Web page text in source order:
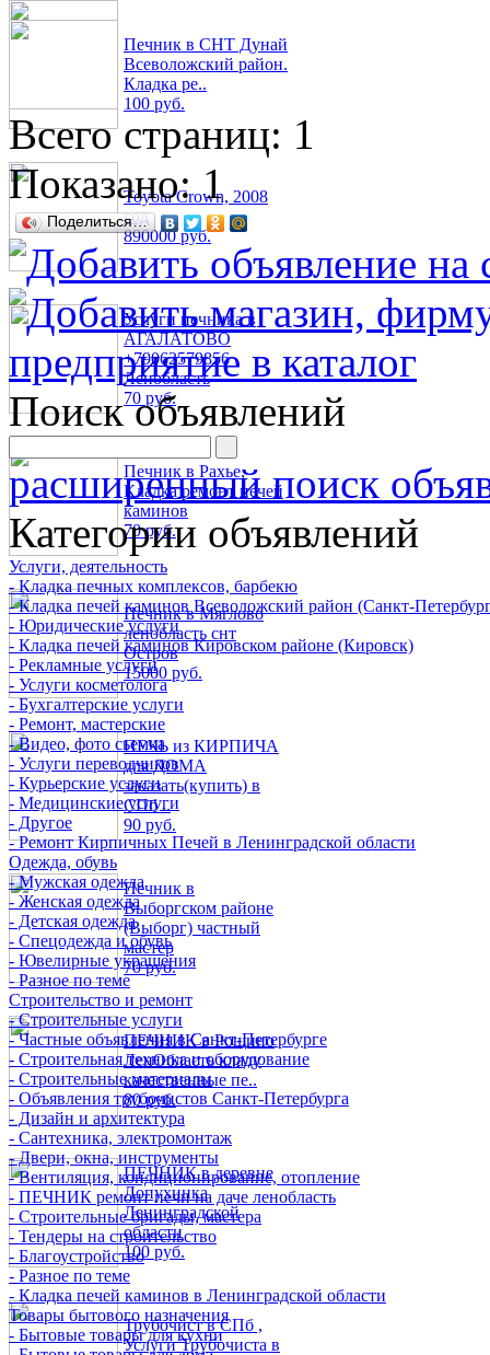
Печник в СНТ Дунай
Всеволожский район.
Кладка ре..
100 руб.
Toyota Crown, 2008
год
890000 руб.
Услуги печника в
АГАЛАТОВО
+79062579856
Ленобласть
70 руб.
Печник в Рахье,
Кладка ремонт печей
каминов
70 руб.
Печник в Мяглово
ленобласть снт
Остров
15000 руб.
ПЕЧЬ из КИРПИЧА
для ДОМА
заказать(купить) в
СПб ..
90 руб.
Печник в
Выборгском районе
(Выборг) частный
мастер
70 руб.
ПЕЧНИК в Рощино
ЛенОбласть кладу
качественные пе..
80 руб.
ПЕЧНИК в деревне
Лопухинка
Ленинградской
области
100 руб.
Трубочист в СПб ,
Услуги Трубочиста в
Всего страниц: 1
Показано:1
Поделиться…
Поиск объявлений
расширенный поиск
Категории объявлений
Услуги, деятельность
- Кладка печных комплексов, барбекю
- Кладка печей каминов Всеволожский район (Санкт-
- Юридические услуги
- Кладка печей каминов Кировском районе (Кировск)
- Рекламные услуги
- Услуги косметолога
- Бухгалтерские услуги
- Ремонт, мастерские
- Видео, фото сьемка
- Услуги переводчиков
- Курьерские услуги
- Медицинские услуги
- Другое
- Ремонт Кирпичных Печей в Ленинградской области
Одежда, обувь
- Мужская одежда
- Женская одежда
- Детская одежда
- Спецодежда и обувь
- Ювелирные украшения
- Разное по теме
Строительство и ремонт
- Строительные услуги
- Частные объявления в Санкт-Петербурге
- Строительная техника и оборудование
- Строительные материалы
- Объявления трубочистов Санкт-Петербурга
- Дизайн и архитектура
- Сантехника, электромонтаж
- Двери, окна, инструменты
- Вентиляция, кондиционирование, отопление
- ПЕЧНИК ремонт печи на даче ленобласть
- Строительные бригады, мастера
- Тендеры на строительство
- Благоустройство
- Разное по теме
- Кладка печей каминов в Ленинградской области
Товары бытового назначения
- Бытовые товары для кухни